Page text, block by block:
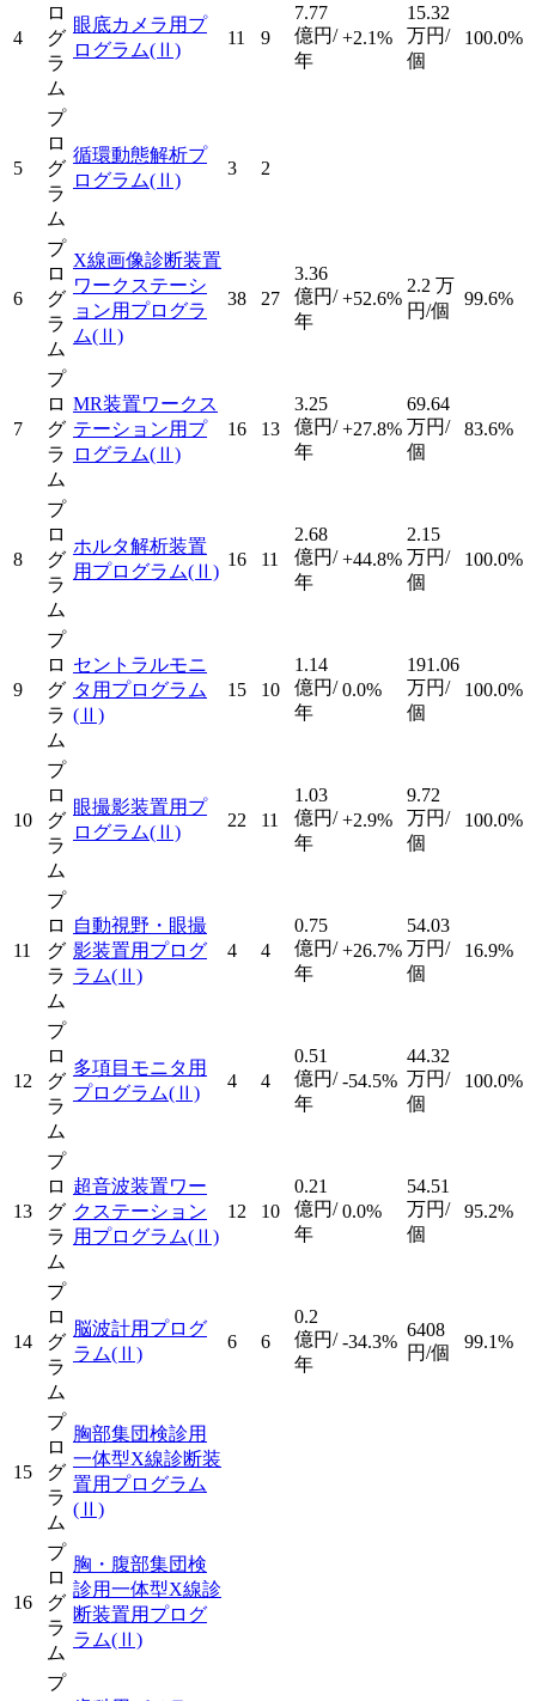
4
ロ
グ
ラ
ム
眼底カメラ用プ
ログラム(Ⅱ)
11 9
7.77
億円/
年
+2.1%
15.32
万円/
個
100.0%
5
プ
ロ
グ
ラ
ム
循環動態解析プ
ログラム(Ⅱ)
3 2
6
プ
ロ
グ
ラ
ム
X線画像診断装置
ワークステーシ
ョン用プログラ
ム(Ⅱ)
38 27
3.36
億円/
年
+52.6%
2.2 万
円/個
99.6%
7
プ
ロ
グ
ラ
ム
MR装置ワークス
テーション用プ
ログラム(Ⅱ)
16 13
3.25
億円/
年
+27.8%
69.64
万円/
個
83.6%
8
プ
ロ
グ
ラ
ム
ホルタ解析装置
用プログラム(Ⅱ)
16 11
2.68
億円/
年
+44.8%
2.15
万円/
個
100.0%
9
プ
ロ
グ
ラ
ム
セントラルモニ
タ用プログラム
(Ⅱ)
15 10
1.14
億円/
年
0.0%
191.06
万円/
個
100.0%
10
プ
ロ
グ
ラ
ム
眼撮影装置用プ
ログラム(Ⅱ)
22 11
1.03
億円/
年
+2.9%
9.72
万円/
個
100.0%
11
プ
ロ
グ
ラ
ム
自動視野・眼撮
影装置用プログ
ラム(Ⅱ)
4 4
0.75
億円/
年
+26.7%
54.03
万円/
個
16.9%
12
プ
ロ
グ
ラ
ム
多項目モニタ用
プログラム(Ⅱ)
4 4
0.51
億円/
年
-54.5%
44.32
万円/
個
100.0%
13
プ
ロ
グ
ラ
ム
超音波装置ワー
クステーション
用プログラム(Ⅱ)
12 10
0.21
億円/
年
0.0%
54.51
万円/
個
95.2%
14
プ
ロ
グ
ラ
ム
脳波計用プログ
ラム(Ⅱ)
6 6
0.2
億円/
年
-34.3%
6408
円/個
99.1%
15
プ
ロ
グ
ラ
ム
胸部集団検診用
一体型X線診断装
置用プログラム
(Ⅱ)
16
プ
ロ
グ
ラ
ム
胸・腹部集団検
診用一体型X線診
断装置用プログ
ラム(Ⅱ)
プ